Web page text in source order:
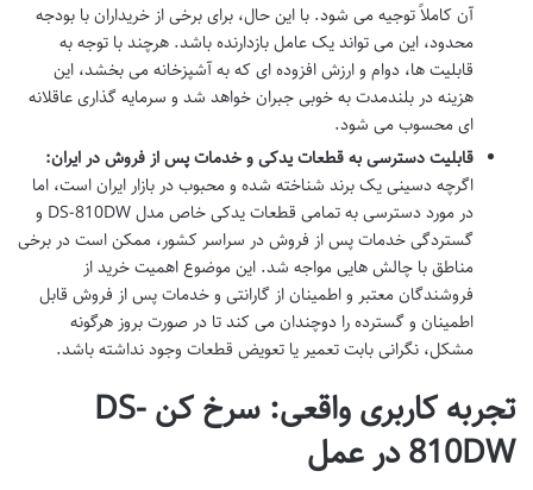
آن کاملاً توجیه می شود. با این حال، برای برخی از خریداران با بودجه
محدود، این می تواند یک عامل بازدارنده باشد. هرچند با توجه به
قابلیت ها، دوام و ارزش افزوده ای که به آشپزخانه می بخشد، این
هزینه در بلندمدت به خوبی جبران خواهد شد و سرمایه گذاری عاقلانه
ای محسوب می شود.
قابلیت دسترسی به قطعات یدکی و خدمات پس از فروش در ایران:
اگرچه دسینی یک برند شناخته شده و محبوب در بازار ایران است، اما
در مورد دسترسی به تمامی قطعات یدکی خاص مدل DS-810DW و
گستردگی خدمات پس از فروش در سراسر کشور، ممکن است در برخی
مناطق با چالش هایی مواجه شد. این موضوع اهمیت خرید از
فروشندگان معتبر و اطمینان از گارانتی و خدمات پس از فروش قابل
اطمینان و گسترده را دوچندان می کند تا در صورت بروز هرگونه
مشکل، نگرانی بابت تعمیر یا تعویض قطعات وجود نداشته باشد.
تجربه کاربری واقعی: سرخ کن DS-
810DW در عمل